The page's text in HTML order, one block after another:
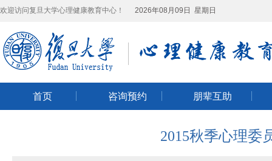
欢迎访问复旦大学心理健康教育中心！ 2026年08月09日 星期日
首页 咨询预约 朋辈互助
2015秋季心理委